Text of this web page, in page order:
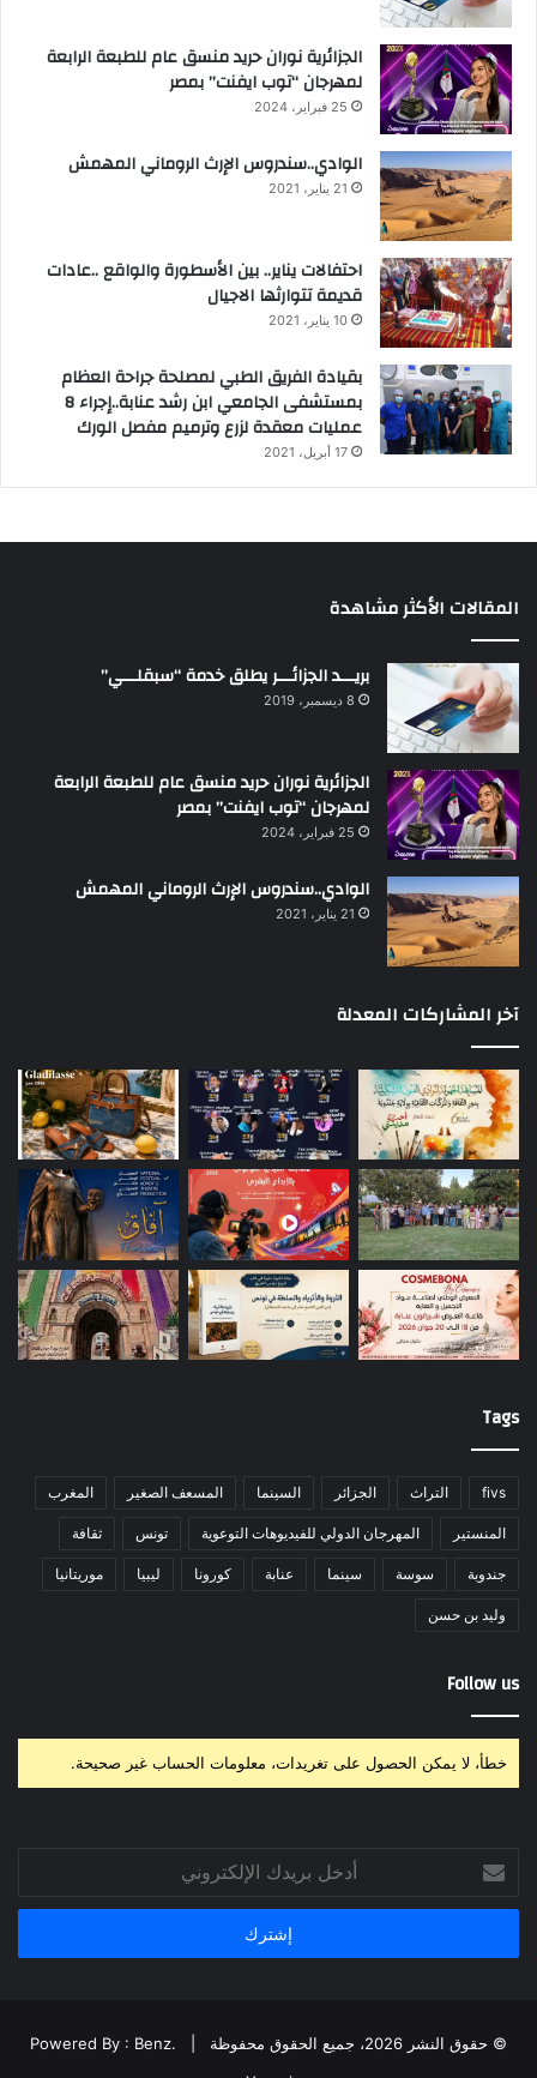
الجزائرية نوران حريد منسق عام للطبعة الرابعة
لمهرجان “توب ايفنت” بمصر
25 فبراير، 2024
الوادي..سندروس الإرث الروماني المهمش
21 يناير، 2021
احتفالات يناير.. بين الأسطورة والواقع ..عادات
قديمة تتوارثها الاجيال
10 يناير، 2021
بقيادة الفريق الطبي لمصلحة جراحة العظام
بمستشفى الجامعي ابن رشد عنابة..إجراء 8
عمليات معقدة لزرع وترميم مفصل الورك
17 أبريل، 2021
المقالات الأكثر مشاهدة
بريـــد الجزائـــر يطلق خدمة “سبقلـــي”
8 ديسمبر، 2019
الجزائرية نوران حريد منسق عام للطبعة الرابعة
لمهرجان “توب ايفنت” بمصر
25 فبراير، 2024
الوادي..سندروس الإرث الروماني المهمش
21 يناير، 2021
آخر المشاركات المعدلة
Tags
fivs التراث الجزائر السينما المسعف الصغير المغرب
المنستير المهرجان الدولي للفيديوهات التوعوية تونس ثقافة
جندوبة سوسة سينما عنابة كورونا ليبيا موريتانيا
وليد بن حسن
Follow us
خطأ، لا يمكن الحصول على تغريدات، معلومات الحساب غير صحيحة.
أدخل
بريدك
الإلكتروني
© حقوق النشر 2026، جميع الحقوق محفوظة |
Powered By : Benz.